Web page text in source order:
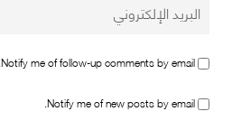
Notify me of follow-up comments by email.
Notify me of new posts by email.